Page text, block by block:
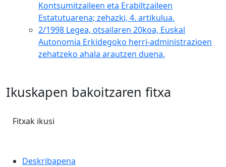
Kontsumitzaileen eta Erabiltzaileen
Estatutuarena; zehazki, 4. artikulua.
2/1998 Legea, otsailaren 20koa, Euskal
Autonomia Erkidegoko herri-administrazioen
zehatzeko ahala arautzen duena.
Ikuskapen bakoitzaren fitxa
Fitxak ikusi
Deskribapena